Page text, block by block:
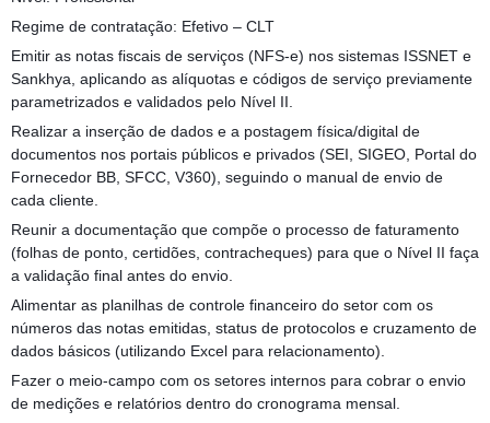
Regime de contratação: Efetivo – CLT
Emitir as notas fiscais de serviços (NFS-e) nos sistemas ISSNET e
Sankhya, aplicando as alíquotas e códigos de serviço previamente
parametrizados e validados pelo Nível II.
Realizar a inserção de dados e a postagem física/digital de
documentos nos portais públicos e privados (SEI, SIGEO, Portal do
Fornecedor BB, SFCC, V360), seguindo o manual de envio de
cada cliente.
Reunir a documentação que compõe o processo de faturamento
(folhas de ponto, certidões, contracheques) para que o Nível II faça
a validação final antes do envio.
Alimentar as planilhas de controle financeiro do setor com os
números das notas emitidas, status de protocolos e cruzamento de
dados básicos (utilizando Excel para relacionamento).
Fazer o meio-campo com os setores internos para cobrar o envio
de medições e relatórios dentro do cronograma mensal.